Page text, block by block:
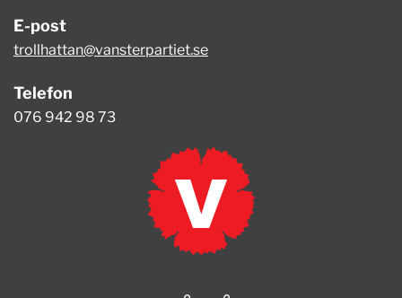
E-post
trollhattan@vansterpartiet.se
Telefon
076 942 98 73